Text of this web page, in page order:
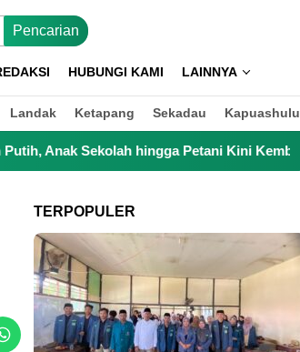
Pencarian
HUBUNGI KAMI LAINNYA
Landak Ketapang Sekadau Kapuashulu
Petani Kini Kembali Lancar Beraktivitas
TERPOPULER